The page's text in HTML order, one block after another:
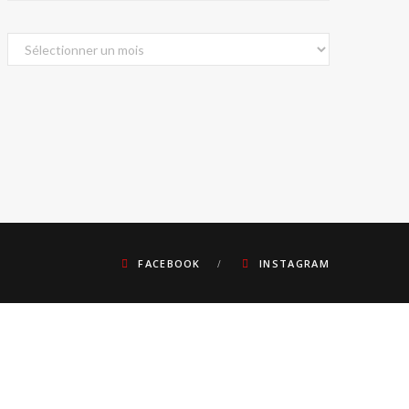
Archives
FACEBOOK INSTAGRAM